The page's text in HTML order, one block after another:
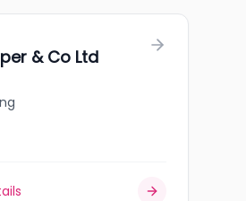
& Co Ltd